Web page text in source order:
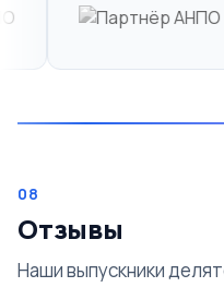
08
Отзывы
Наши выпускники